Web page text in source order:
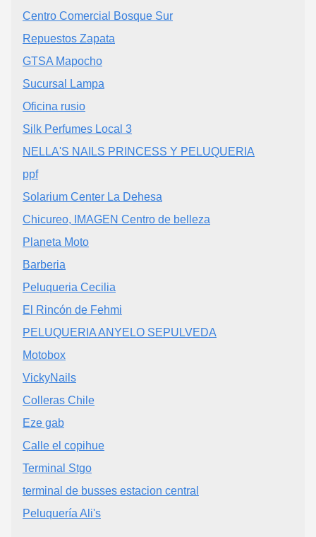
Centro Comercial Bosque Sur
Repuestos Zapata
GTSA Mapocho
Sucursal Lampa
Oficina rusio
Silk Perfumes Local 3
NELLA'S NAILS PRINCESS Y PELUQUERIA
ppf
Solarium Center La Dehesa
Chicureo, IMAGEN Centro de belleza
Planeta Moto
Barberia
Peluqueria Cecilia
El Rincón de Fehmi
PELUQUERIA ANYELO SEPULVEDA
Motobox
VickyNails
Colleras Chile
Eze gab
Calle el copihue
Terminal Stgo
terminal de busses estacion central
Peluquería Ali's